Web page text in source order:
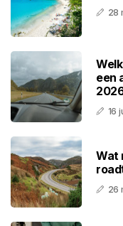
28
een
16
Wat
26